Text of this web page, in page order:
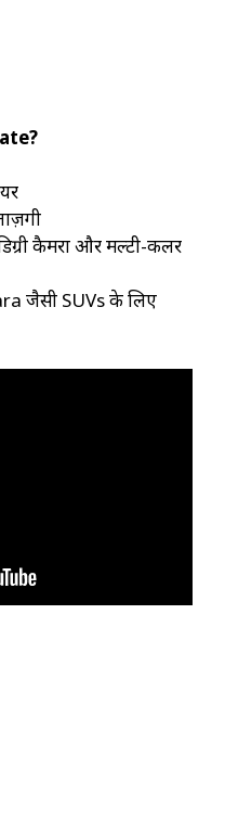
कैमरा और मल्टी-कलर
जैसी SUVs के लिए